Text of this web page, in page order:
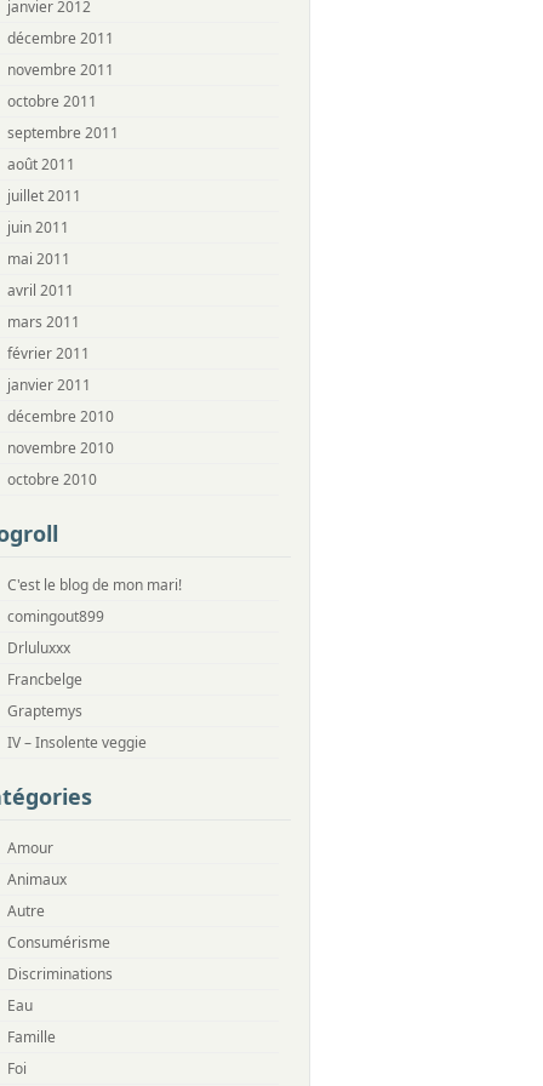
janvier 2012
décembre 2011
novembre 2011
octobre 2011
septembre 2011
août 2011
juillet 2011
juin 2011
mai 2011
avril 2011
mars 2011
février 2011
janvier 2011
décembre 2010
novembre 2010
octobre 2010
C'est le blog de mon mari!
comingout899
Drluluxxx
Francbelge
Graptemys
IV – Insolente veggie
Amour
Animaux
Autre
Consumérisme
Discriminations
Eau
Famille
Foi